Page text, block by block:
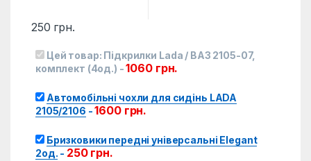
250 грн.
Цей товар: Підкрилки Lada / ВАЗ 2105-07,
комплект (4од.) -1060 грн.
Автомобільні чохли для сидінь LADA
2105/2106 -1600 грн.
Бризковики передні універсальні Elegant
2од. - 250 грн.